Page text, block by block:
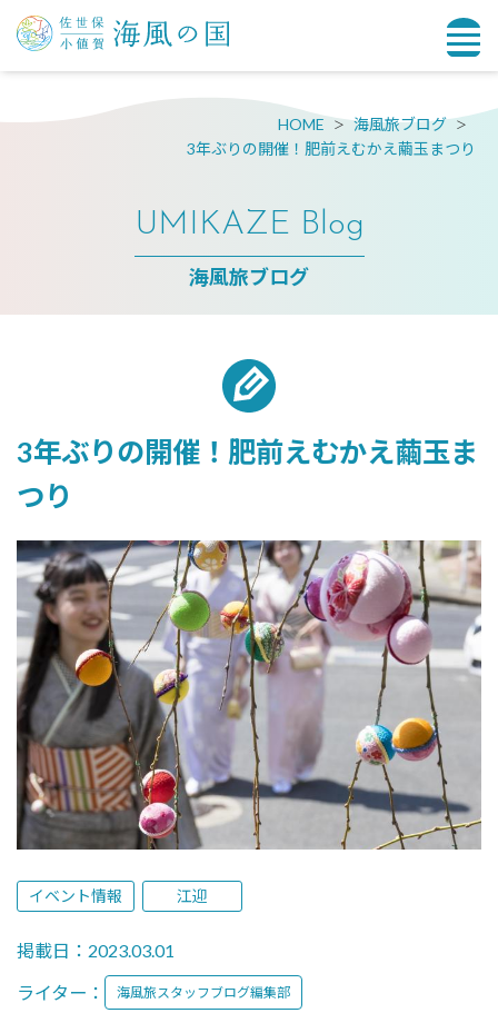
HOME
海風旅ブログ
3年ぶりの開催！肥前えむかえ繭玉まつり
UMIKAZE Blog
海風旅ブログ
3年ぶりの開催！肥前えむかえ繭玉ま
つり
イベント情報 江迎
掲載日：2023.03.01
ライター：
海風旅スタッフブログ編集部